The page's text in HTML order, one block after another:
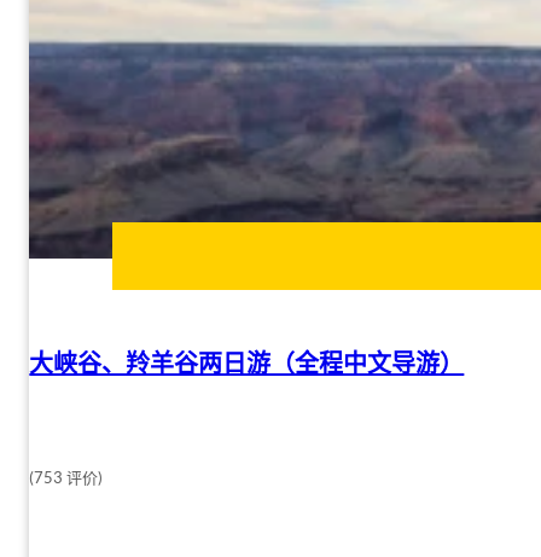
大峡谷、羚羊谷两日游（全程中文导游）
(753 评价)